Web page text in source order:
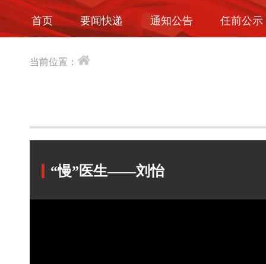
首页 要闻快递 通知公告 任前公示
当前位置：
“慢”医生——刘怡